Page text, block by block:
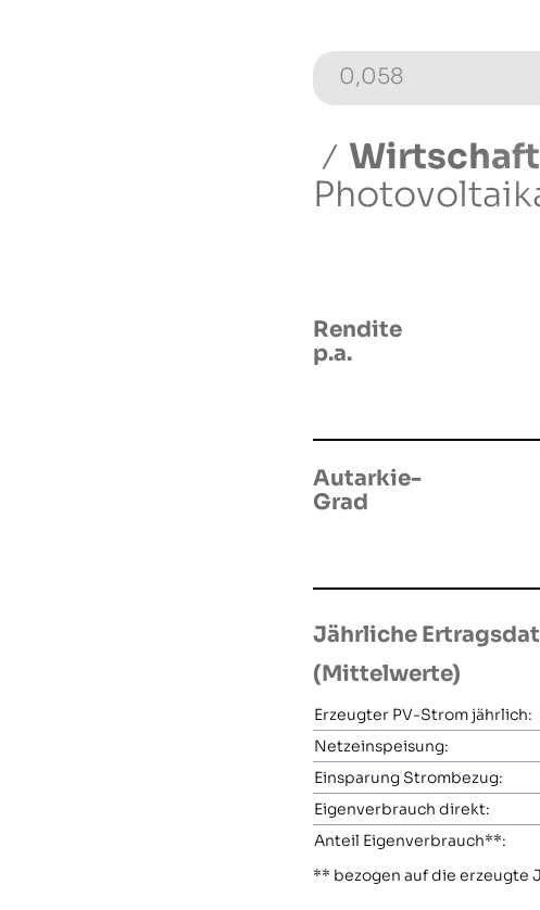
0,058
Rendite
p.a.
Autarkie-
Grad
Jährliche
(Mittelwerte)
Erzeugter PV-Strom jährlich:
Netzeinspeisung:
Einsparung Strombezug:
Eigenverbrauch direkt:
Anteil Eigenverbrauch**:
** bezogen auf die erzeugte